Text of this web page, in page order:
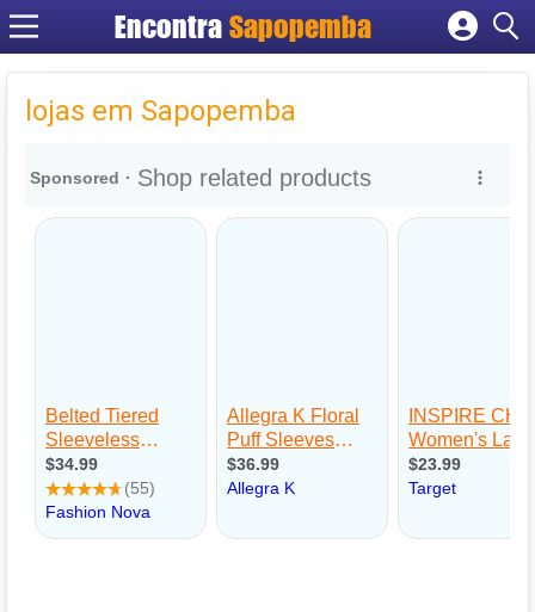
Encontra Sapopemba
Cadastrar empresa
Criar conta
lojas em Sapopemba